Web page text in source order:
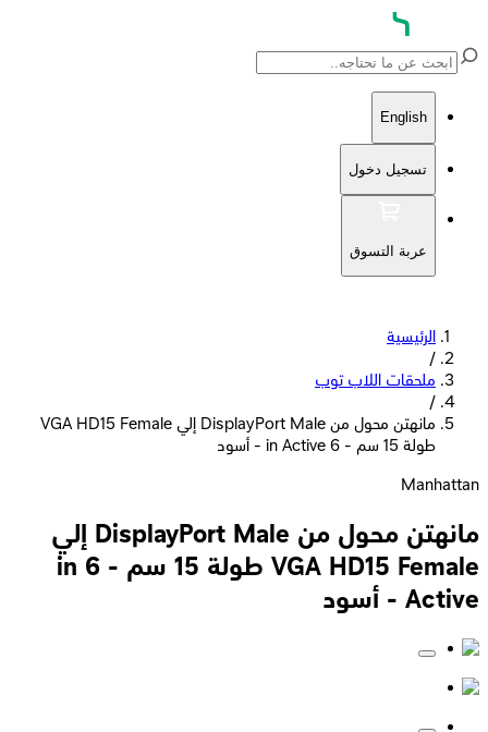
English
تسجيل دخول
عربة التسوق
الرئيسية
/
ملحقات اللاب توب
/
مانهتن محول من DisplayPort Male إلي VGA HD15 Female
طولة 15 سم - 6 in Active - أسود
Manhattan
مانهتن محول من DisplayPort Male إلي
VGA HD15 Female طولة 15 سم - 6 in
Active - أسود